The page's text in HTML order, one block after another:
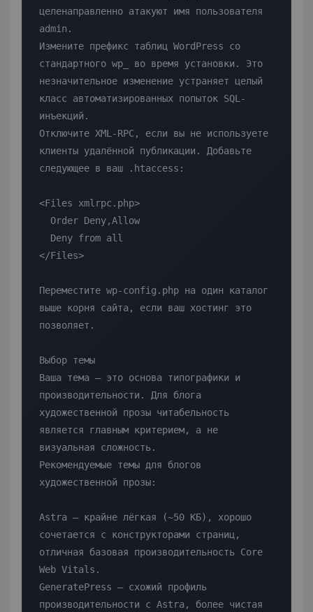
целенаправленно атакуют имя пользователя
admin.
Измените префикс таблиц WordPress со
стандартного wp_ во время установки. Это
незначительное изменение устраняет целый
класс автоматизированных попыток SQL-
инъекций.
Отключите XML-RPC, если вы не используете
клиенты удалённой публикации. Добавьте
следующее в ваш .htaccess:
<Files xmlrpc.php>
</Files>
Переместите wp-config.php на один каталог
выше корня сайта, если ваш хостинг это
позволяет.
Выбор темы
Ваша тема — это основа типографики и
производительности. Для блога
художественной прозы читабельность
является главным критерием, а не
визуальная сложность.
Рекомендуемые темы для блогов
художественной прозы:
Astra — крайне лёгкая (~50 КБ), хорошо
сочетается с конструкторами страниц,
отличная базовая производительность Core
Web Vitals.
GeneratePress — схожий профиль
производительности с Astra, более чистая